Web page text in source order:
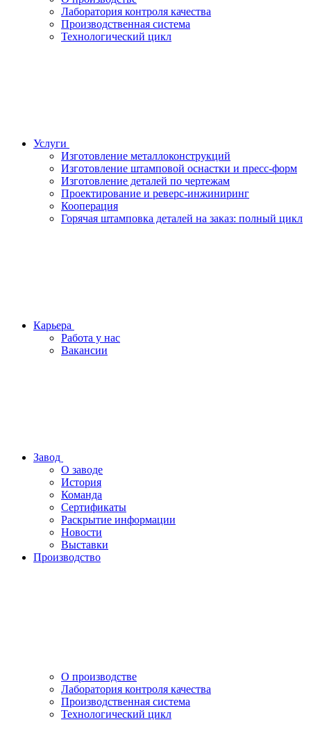
Лаборатория контроля качества
Производственная система
Технологический цикл
Услуги
Изготовление металлоконструкций
Изготовление штамповой оснастки и пресс-форм
Изготовление деталей по чертежам
Проектирование и реверс-инжиниринг
Кооперация
Горячая штамповка деталей на заказ: полный цикл
Карьера
Работа у нас
Вакансии
Завод
О заводе
История
Команда
Сертификаты
Раскрытие информации
Новости
Выставки
Производство
О производстве
Лаборатория контроля качества
Производственная система
Технологический цикл